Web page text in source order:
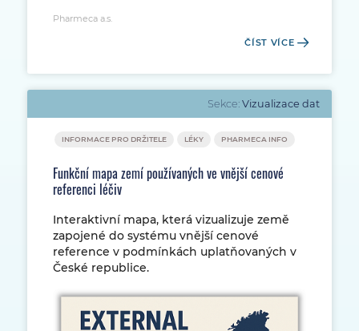
Pharmeca a.s.
ČÍST VÍCE
Sekce: Vizualizace dat
INFORMACE PRO DRŽITELE LÉKY PHARMECA INFO
Funkční mapa zemí používaných ve vnější cenové
referenci léčiv
Interaktivní mapa, která vizualizuje země
zapojené do systému vnější cenové
reference v podmínkách uplatňovaných v
České republice.